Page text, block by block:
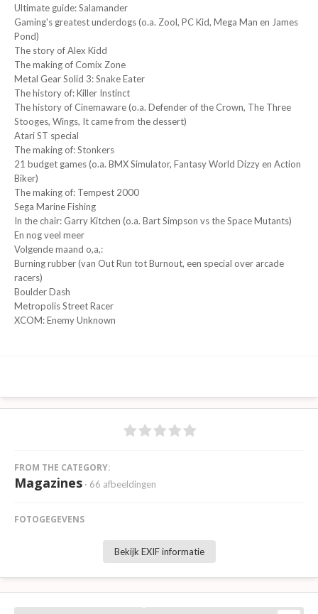
Ultimate guide: Salamander
Gaming's greatest underdogs (o.a. Zool, PC Kid, Mega Man en James
Pond)
The story of Alex Kidd
The making of Comix Zone
Metal Gear Solid 3: Snake Eater
The history of: Killer Instinct
The history of Cinemaware (o.a. Defender of the Crown, The Three
Stooges, Wings, It came from the dessert)
Atari ST special
The making of: Stonkers
21 budget games (o.a. BMX Simulator, Fantasy World Dizzy en Action
Biker)
The making of: Tempest 2000
Sega Marine Fishing
In the chair: Garry Kitchen (o.a. Bart Simpson vs the Space Mutants)
En nog veel meer
Volgende maand o,a,:
Burning rubber (van Out Run tot Burnout, een special over arcade
racers)
Boulder Dash
Metropolis Street Racer
XCOM: Enemy Unknown
FROM THE CATEGORY:
Magazines · 66 afbeeldingen
FOTOGEGEVENS
Bekijk EXIF informatie